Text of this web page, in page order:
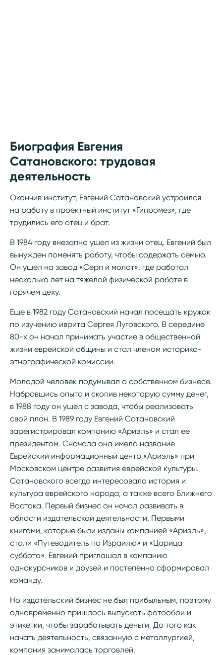
Биография Евгения
Сатановского: трудовая
деятельность
Окончив институт, Евгений Сатановский устроился
на работу в проектный институт «Гипромез», где
трудились его отец и брат.
В 1984 году внезапно ушел из жизни отец. Евгений был
вынужден поменять работу, чтобы содержать семью.
Он ушел на завод «Серп и молот», где работал
несколько лет на тяжелой физической работе в
горячем цеху.
Еще в 1982 году Сатановский начал посещать кружок
по изучению иврита Сергея Луговского. В середине
80-х он начал принимать участие в общественной
жизни еврейской общины и стал членом историко-
этнографической комиссии.
Молодой человек подумывал о собственном бизнесе.
Набравшись опыта и скопив некоторую сумму денег,
в 1988 году он ушел с завода, чтобы реализовать
свой план. В 1989 году Евгений Сатановский
зарегистрировал компанию «Ариэль» и стал ее
президентом. Сначала она имела название
Еврейский информационный центр «Ариэль» при
Московском центре развития еврейской культуры.
Сатановского всегда интересовала история и
культура еврейского народа, а также всего Ближнего
Востока. Первый бизнес он начал развивать в
области издательской деятельности. Первыми
книгами, которые были изданы компанией «Ариэль»,
стали «Путеводитель по Израилю» и «Царица
суббота». Евгений приглашал в компанию
однокурсников и друзей и постепенно сформировал
команду.
Но издательский бизнес не был прибыльным, поэтому
одновременно пришлось выпускать фотообои и
этикетки, чтобы зарабатывать деньги. До того как
начать деятельность, связанную с металлургией,
компания занималась торговлей.